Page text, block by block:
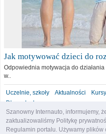
Szanowny Internauto, informujemy,
zaktualizowaliśmy Politykę
Regulamin portalu. Używamy plików
Jak motywować dzieci do
Odpowiednia motywacja do
w..
Uczelnie, szkoły Aktualności
Dla malucha
motoryzacja